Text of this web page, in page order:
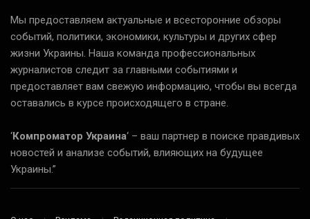
Мы предоставляем актуальные и всесторонние обзоры
событий, политики, экономики, культуры и других сфер
жизни Украины. Наша команда профессиональных
журналистов следит за главными событиями и
предоставляет вам свежую информацию, чтобы вы всегда
оставались в курсе происходящего в стране.
‘Компроматор Украина‘ – ваш партнер в поиске правдивых
новостей и анализе событий, влияющих на будущее
Украины.”